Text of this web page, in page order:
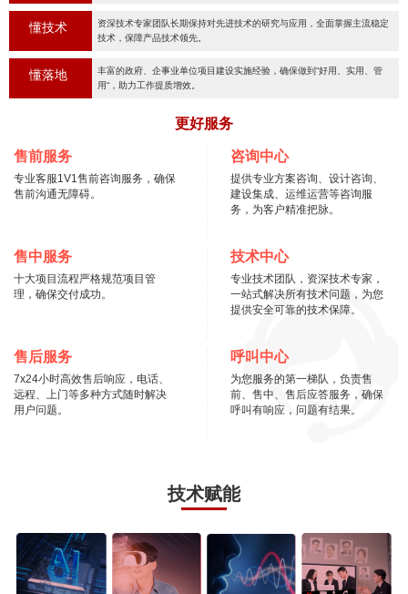
懂技术
资深技术专家团队长期保持对先进技术的研究与应用，全面掌握主流稳定
技术，保障产品技术领先。
懂落地
丰富的政府、企事业单位项目建设实施经验，确保做到“好用、实用、管
用“，助力工作提质增效。
更好服务
售前服务
专业客服1V1售前咨询服务，确保
售前沟通无障碍。
咨询中心
提供专业方案咨询、设计咨询、
建设集成、运维运营等咨询服
务，为客户精准把脉。
售中服务
十大项目流程严格规范项目管
理，确保交付成功。
技术中心
专业技术团队，资深技术专家，
一站式解决所有技术问题，为您
提供安全可靠的技术保障。
售后服务
7x24小时高效售后响应，电话、
远程、上门等多种方式随时解决
用户问题。
呼叫中心
为您服务的第一梯队，负责售
前、售中、售后应答服务，确保
呼叫有响应，问题有结果。
技术赋能